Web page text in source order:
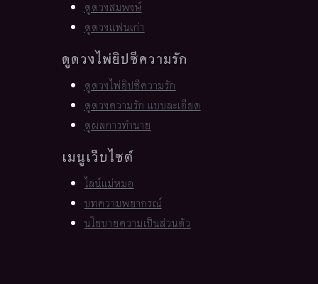
ดูดวงสมพงษ์
ดูดวงแฟนเก่า
ดูดวงไพ่ยิปซีความรัก
ดูดวงไพ่ยิปซีความรัก
ดูดวงความรัก แบบละเอียด
ดูผลการทำนาย
เมนูเว็บไซต์
ไลน์แม่หมอ
บทความพยากรณ์
นโยบายความเป็นส่วนตัว